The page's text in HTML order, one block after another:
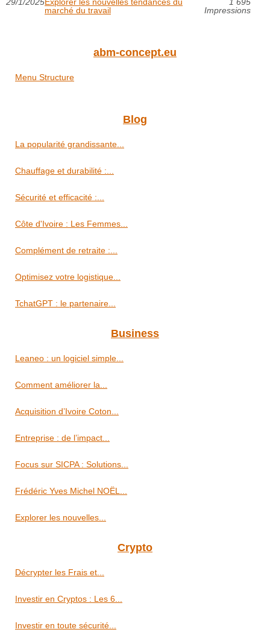
marché du travail
Impressions
abm-concept.eu
Menu Structure
Blog
La popularité grandissante...
Chauffage et durabilité :...
Sécurité et efficacité :...
Côte d'Ivoire : Les Femmes...
Complément de retraite :...
Optimisez votre logistique...
TchatGPT : le partenaire...
Business
Leaneo : un logiciel simple...
Comment améliorer la...
Acquisition d’Ivoire Coton...
Entreprise : de l’impact...
Focus sur SICPA : Solutions...
Frédéric Yves Michel NOËL...
Explorer les nouvelles...
Crypto
Décrypter les Frais et...
Investir en Cryptos : Les 6...
Investir en toute sécurité...